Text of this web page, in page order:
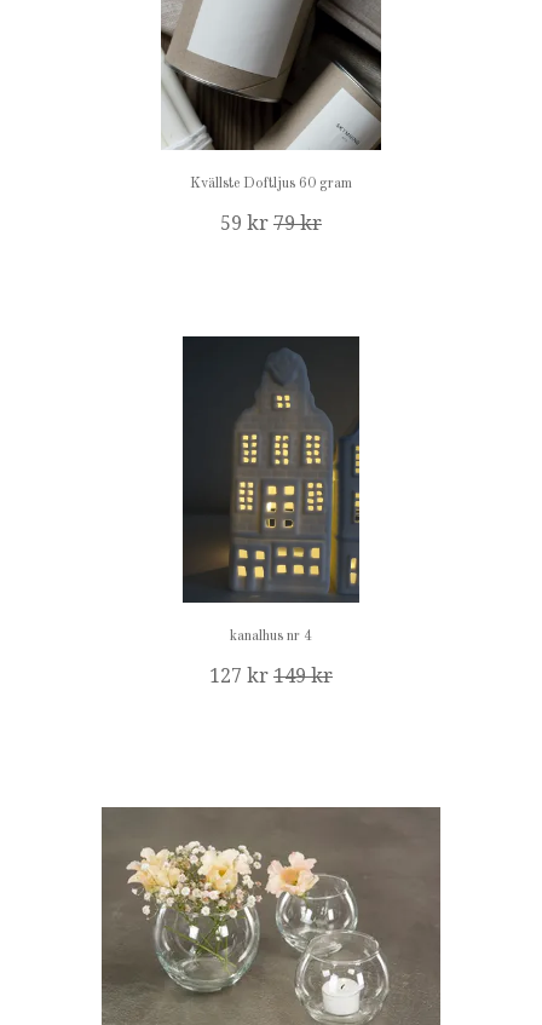
Kvällste Doftljus 60 gram
59 kr 79 kr
kanalhus nr 4
127 kr 149 kr